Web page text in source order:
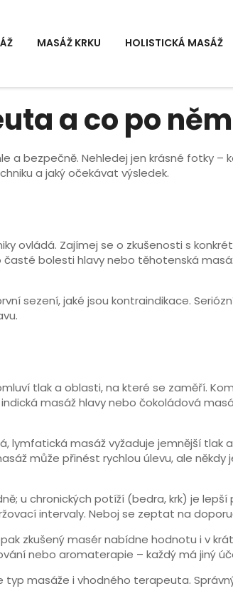
MASÁŽ KRKU HOLISTICKÁ MASÁŽ
a co po
a bezpečně. Nehledej jen krásné fotky –
a jaký očekávat výsledek.
ovládá. Zajímej se o zkušenosti s
bolesti hlavy nebo těhotenská
sezení, jaké jsou kontraindikace.
tlak a oblasti, na které se zaměří.
masáž hlavy nebo čokoládová
lymfatická masáž vyžaduje jemnější tlak
může přinést rychlou úlevu, ale někdy
u chronických potíží (bedra, krk) je lepší
intervaly. Neboj se zeptat na
zkušený masér nabídne hodnotu i v
nebo aromaterapie – každý má jiný
typ masáže i vhodného terapeuta.